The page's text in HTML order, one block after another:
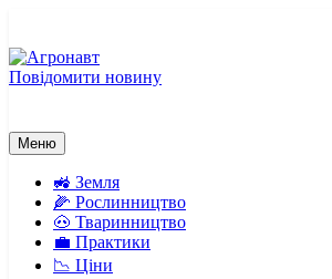
вмісту
Повідомити новину
Меню
🚜 Земля
🌽 Рослинництво
🐽 Тваринництво
💼 Практики
📉 Ціни